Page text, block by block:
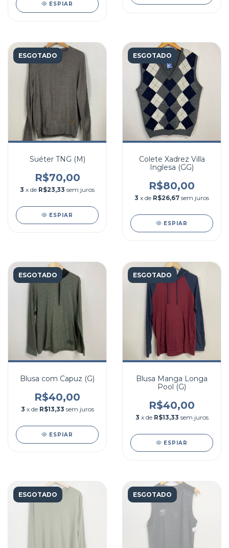
ESPIAR
ESGOTADO
Suéter TNG (M)
R$70,00
3 x de R$23,33 sem juros
ESPIAR
ESGOTADO
Colete Xadrez Villa
Inglesa (GG)
R$80,00
3 x de R$26,67 sem juros
ESPIAR
ESGOTADO
Blusa com Capuz (G)
R$40,00
3 x de R$13,33 sem juros
ESPIAR
ESGOTADO
Blusa Manga Longa
Pool (G)
R$40,00
3 x de R$13,33 sem juros
ESPIAR
ESGOTADO ESGOTADO